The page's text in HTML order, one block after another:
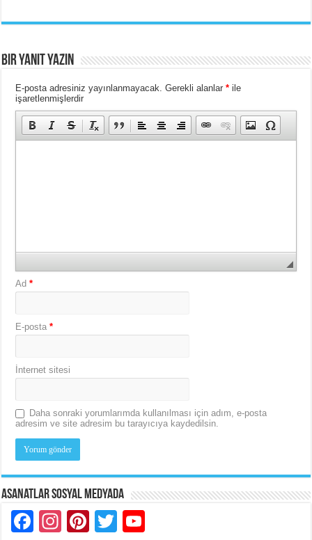
Bir yanıt yazın
E-posta adresiniz yayınlanmayacak. Gerekli alanlar* ile
işaretlenmişlerdir
Ad*
E-posta*
İnternet sitesi
Daha sonraki yorumlarımda kullanılması için adım, e-posta
adresim ve site adresim bu tarayıcıya kaydedilsin.
Asanatlar Sosyal Medyada
Facebook
Instagram
Pinterest
Twitter